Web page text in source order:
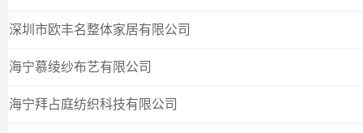
深圳市欧丰名整体家居有限公司
海宁慕绫纱布艺有限公司
海宁拜占庭纺织科技有限公司